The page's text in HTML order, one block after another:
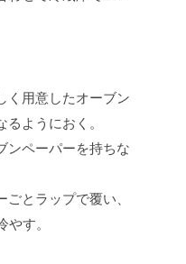
く用意したオーブン
ようにおく。
ンペーパーを持ちな
とラップで覆い、
す。